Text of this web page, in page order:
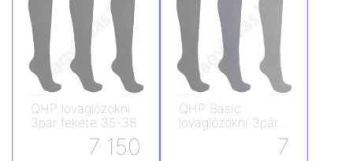
QHP lovaglózokni
3pár fekete 35-38
7 150
QHP Basic
lovaglózokni 3pár
7